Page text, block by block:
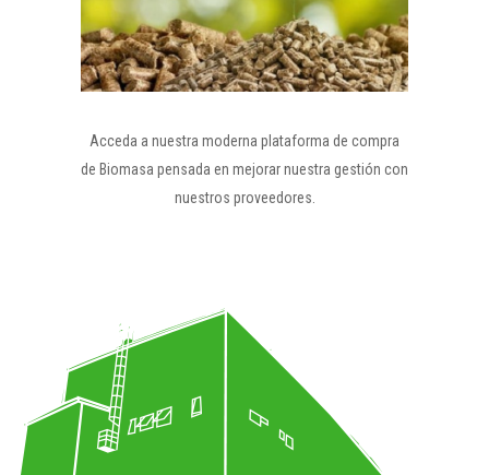
Acceda a nuestra moderna plataforma de compra
de Biomasa pensada en mejorar nuestra gestión con
nuestros proveedores.